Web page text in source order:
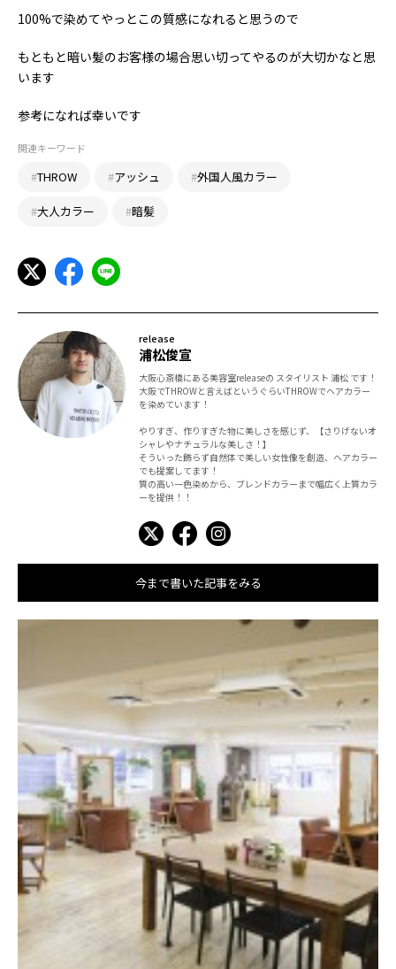
100%で染めてやっとこの質感になれると思うので
もともと暗い髪のお客様の場合思い切ってやるのが大切かなと思
います
参考になれば幸いです
関連キーワード
#THROW #アッシュ #外国人風カラー
#大人カラー #暗髪
release
浦松俊宣
大阪心斎橋にある美容室releaseの スタイリスト 浦松 です！
大阪でTHROWと言えばというぐらいTHROWでヘアカラー
を染めています！
やりすぎ、作りすぎた物に美しさを感じず、【さりげないオ
シャレやナチュラルな美しさ！】
そういった飾らず自然体で美しい女性像を創造、ヘアカラー
でも提案してます！
質の高い一色染めから、ブレンドカラーまで幅広く上質カラ
ーを提供！！
今まで書いた記事をみる